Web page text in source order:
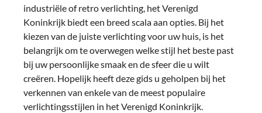
industriële of retro verlichting, het Verenigd
Koninkrijk biedt een breed scala aan opties. Bij het
kiezen van de juiste verlichting voor uw huis, is het
belangrijk om te overwegen welke stijl het beste past
bij uw persoonlijke smaak en de sfeer die u wilt
creëren. Hopelijk heeft deze gids u geholpen bij het
verkennen van enkele van de meest populaire
verlichtingsstijlen in het Verenigd Koninkrijk.